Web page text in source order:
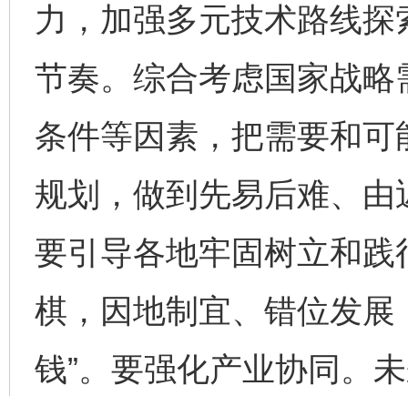
力，加强多元技术路线
节奏。综合考虑国家战
条件等因素，把需要和
规划，做到先易后难、
要引导各地牢固树立和
棋，因地制宜、错位发展
钱”。要强化产业协同。